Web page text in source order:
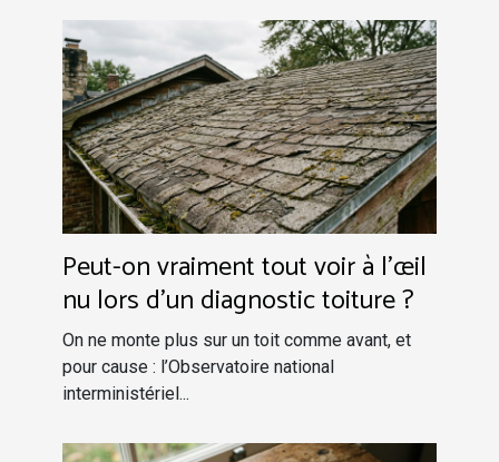
Peut-on vraiment tout voir à l’œil
nu lors d’un diagnostic toiture ?
On ne monte plus sur un toit comme avant, et
pour cause : l’Observatoire national
interministériel...